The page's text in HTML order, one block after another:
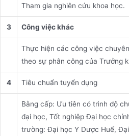
Tham gia nghiên cứu khoa học.
3 Công việc khác
Thực hiện các công việc
theo sự phân công của Trưởng
4 Tiêu chuẩn tuyển dụng
Bằng cấp: Ưu tiên có trình độ
đại học, Tốt nghiệp Đại học
trường: Đại học Y Dược Huế,